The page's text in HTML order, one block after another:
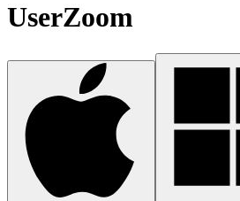
UserZoom